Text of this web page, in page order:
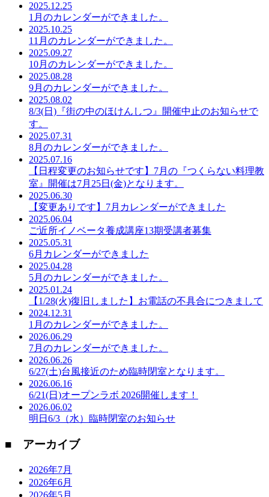
2025.12.25
1月のカレンダーができました。
2025.10.25
11月のカレンダーができました。
2025.09.27
10月のカレンダーができました。
2025.08.28
9月のカレンダーができました。
2025.08.02
8/3(日)『街の中のほけんしつ』開催中止のお知らせで
す。
2025.07.31
8月のカレンダーができました。
2025.07.16
【日程変更のお知らせです】7月の『つくらない料理教
室』開催は7月25日(金)となります。
2025.06.30
【変更ありです】7月カレンダーができました
2025.06.04
ご近所イノベータ養成講座13期受講者募集
2025.05.31
6月カレンダーができました
2025.04.28
5月のカレンダーができました。
2025.01.24
【1/28(火)復旧しました】お電話の不具合につきまして
2024.12.31
1月のカレンダーができました。
2026.06.29
7月のカレンダーができました。
2026.06.26
6/27(土)台風接近のため臨時閉室となります。
2026.06.16
6/21(日)オープンラボ 2026開催します！
2026.06.02
明日6/3（水）臨時閉室のお知らせ
■ アーカイブ
2026年7月
2026年6月
2026年5月